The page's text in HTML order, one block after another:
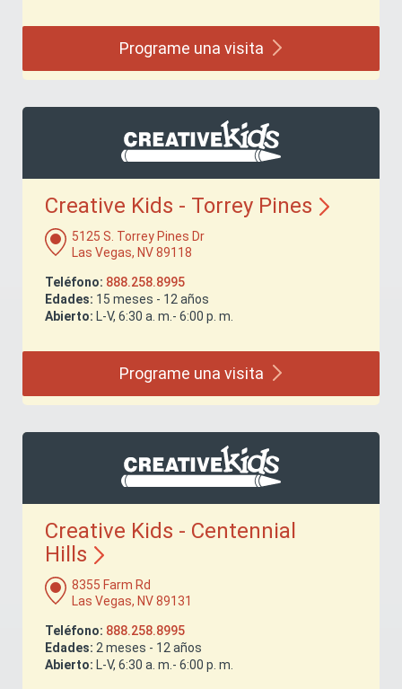
Programe una visita
Creative Kids - Torrey Pines
5125 S. Torrey Pines Dr
Las Vegas, NV 89118
Teléfono: 888.258.8995
Edades: 15 meses - 12 años
Abierto: L-V, 6:30 a. m.- 6:00 p. m.
Programe una visita
Creative Kids - Centennial
Hills
8355 Farm Rd
Las Vegas, NV 89131
Teléfono: 888.258.8995
Edades: 2 meses - 12 años
Abierto: L-V, 6:30 a. m.- 6:00 p. m.